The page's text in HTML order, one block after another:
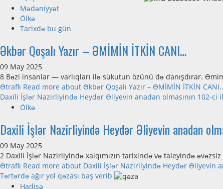
Mədəniyyət
Ölkə
Tarixdə bu gün
Əkbər Qoşalı Yazır – ƏMİMİN İTKİN CANI…
09 May 2025
8 Bəzi insanlar — varlıqları ilə sükutun özünü də danışdırar.
Ətraflı Read more about Əkbər Qoşalı Yazır – ƏMİMİN İTKİN
Daxili İşlər Nazirliyində Heydər Əliyevin anadan olmasının 102-
Ölkə
Daxili İşlər Nazirliyində Heydər Əliyevin anadan
09 May 2025
2 Daxili İşlər Nazirliyində xalqımızın tarixində və taleyində
Ətraflı Read more about Daxili İşlər Nazirliyində Heydər Əliyevin
Tərtərdə ağır yol qəzası baş verib
Hadisə